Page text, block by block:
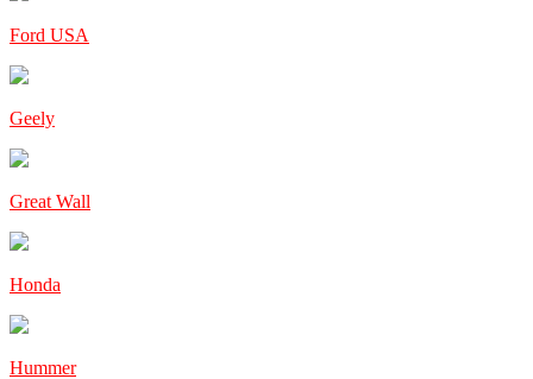
Ford USA
Geely
Great Wall
Honda
Hummer